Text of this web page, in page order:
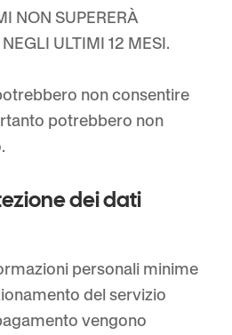
NON SUPERERÀ
ULTIMI 12 MESI.
non consentire
potrebbero non
dei dati
personali minime
del servizio
vengono